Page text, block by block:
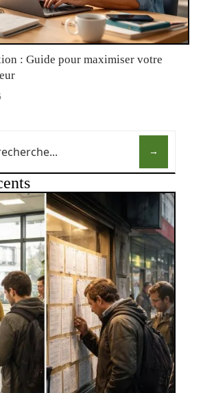
: Guide pour maximiser votre